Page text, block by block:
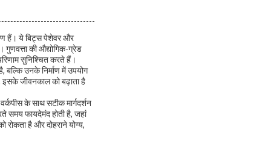
हैं। ये बिट्स पेशेवर और
गुणवत्ता की औद्योगिक-ग्रेड
सुनिश्चित करते हैं।
उनके निर्माण में उपयोग
इसके जीवनकाल को बढ़ाता है
के साथ सटीक मार्गदर्शन
समय फायदेमंद होती है, जहां
रोकता है और दोहराने योग्य,